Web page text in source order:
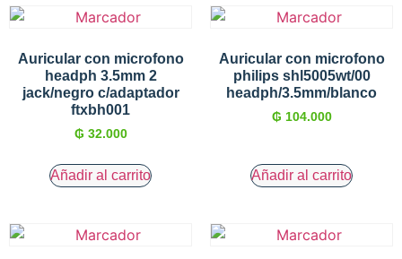
Auricular con microfono
headph 3.5mm 2
jack/negro c/adaptador
ftxbh001
₲ 32.000
Añadir al carrito
Auricular con microfono
philips shl5005wt/00
headph/3.5mm/blanco
₲ 104.000
Añadir al carrito